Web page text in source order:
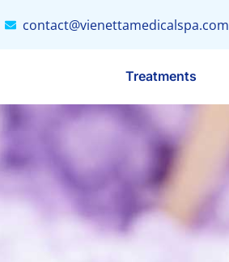
contact@vienettamedicalspa.com
Treatments